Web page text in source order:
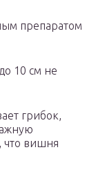
препаратом
10 см не
грибок,
что вишня